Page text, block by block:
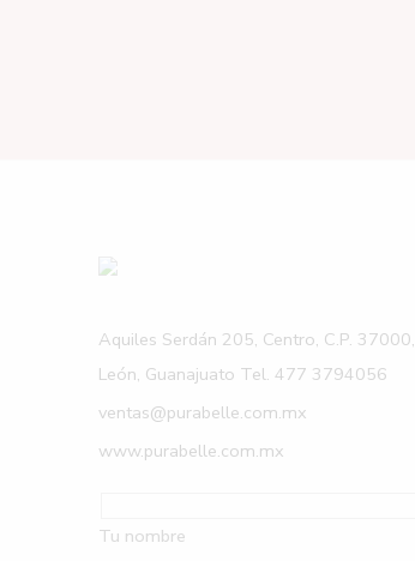
Aquiles Serdán 205, Centro, C.P. 37000,
León, Guanajuato Tel. 477 3794056
ventas@purabelle.com.mx
www.purabelle.com.mx
Tu nombre